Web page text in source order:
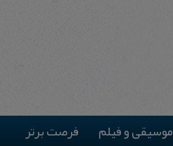
موسیقی و فیلم فرصت برتر